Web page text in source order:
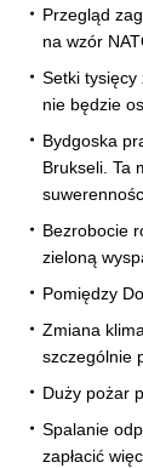
Przegląd
na wzór
Setki tysięcy
nie będzie
Bydgoska
Brukseli. Ta
Bezrobocie
zieloną
Pomiędzy
Zmiana
szczególnie
Duży pożar
Spalanie
zapłacić